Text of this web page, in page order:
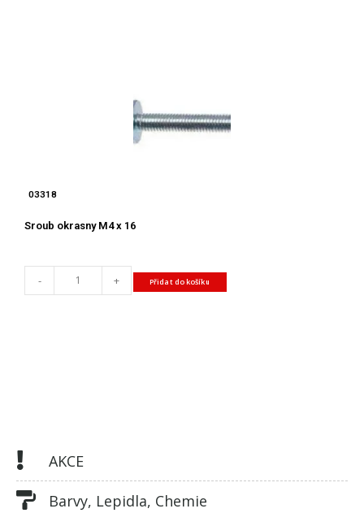
AKCE
Barvy, Lepidla, Chemie
03318
Sroub okrasny M4 x 16
- + Přidat do košíku